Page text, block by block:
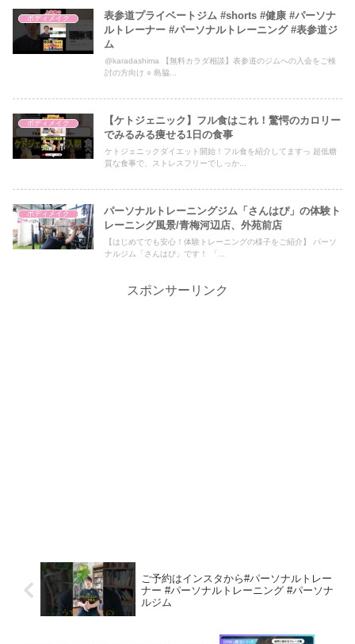
ボディメイク
表参道プライベートジム #shorts #健康 #パーソナ
ルトレーナー #パーソナルトレーニング #表参道ジ
ム
@karadashima 【無料カラダ相談】表参道のジムへの入会をご検
討の方向け ○ 島脇...
ボディメイク
【ケトジェニック】フル食はこれ！驚愕のカロリー
でみるみる痩せる1日の食事
ケトジェニックダイエット開始！フル食を紹介してますっ 超低糖
質な食事で、ストレスフリーでしっか...
ボディメイク
パーソナルトレーニングジム「さんはぴ」の体験ト
レーニング風景/青梅河辺店、外苑前店
【はじめてでも安心！体験トレーニングの様子をご紹介】 パーソ
ナルジム「さんはぴ」です！ 「...
スポンサーリンク
ご予約はインスタから#パーソナルトレー
ナー #パーソナルトレーニング #パーソナ
ルジム